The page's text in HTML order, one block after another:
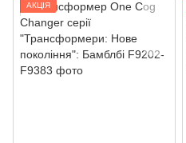
АКЦІЯ